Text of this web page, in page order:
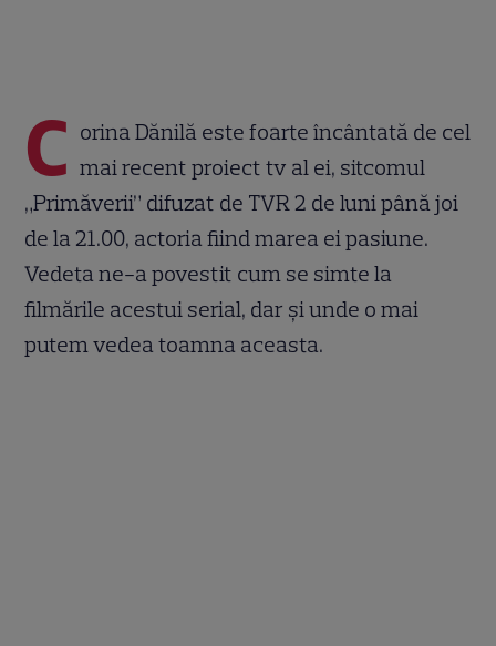
C orina Dănilă este foarte încântată de cel
mai recent proiect tv al ei, sitcomul
„Primăverii” difuzat de TVR 2 de luni până joi
de la 21.00, actoria fiind marea ei pasiune.
Vedeta ne-a povestit cum se simte la
filmările acestui serial, dar şi unde o mai
putem vedea toamna aceasta.